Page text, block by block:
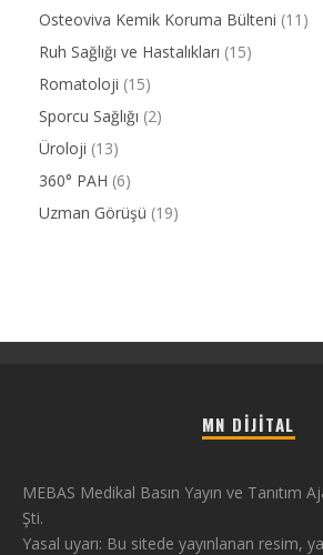
Osteoviva Kemik Koruma Bülteni (11)
Ruh Sağlığı ve Hastalıkları (15)
Romatoloji (15)
Sporcu Sağlığı (2)
Üroloji (13)
360° PAH (6)
Uzman Görüşü (19)
MN DIJITAL
MEBAS Medikal Basın Yayın ve Tanıtım
Şti.
Yasal uyarı: Bu sitede yayınlanan resim,